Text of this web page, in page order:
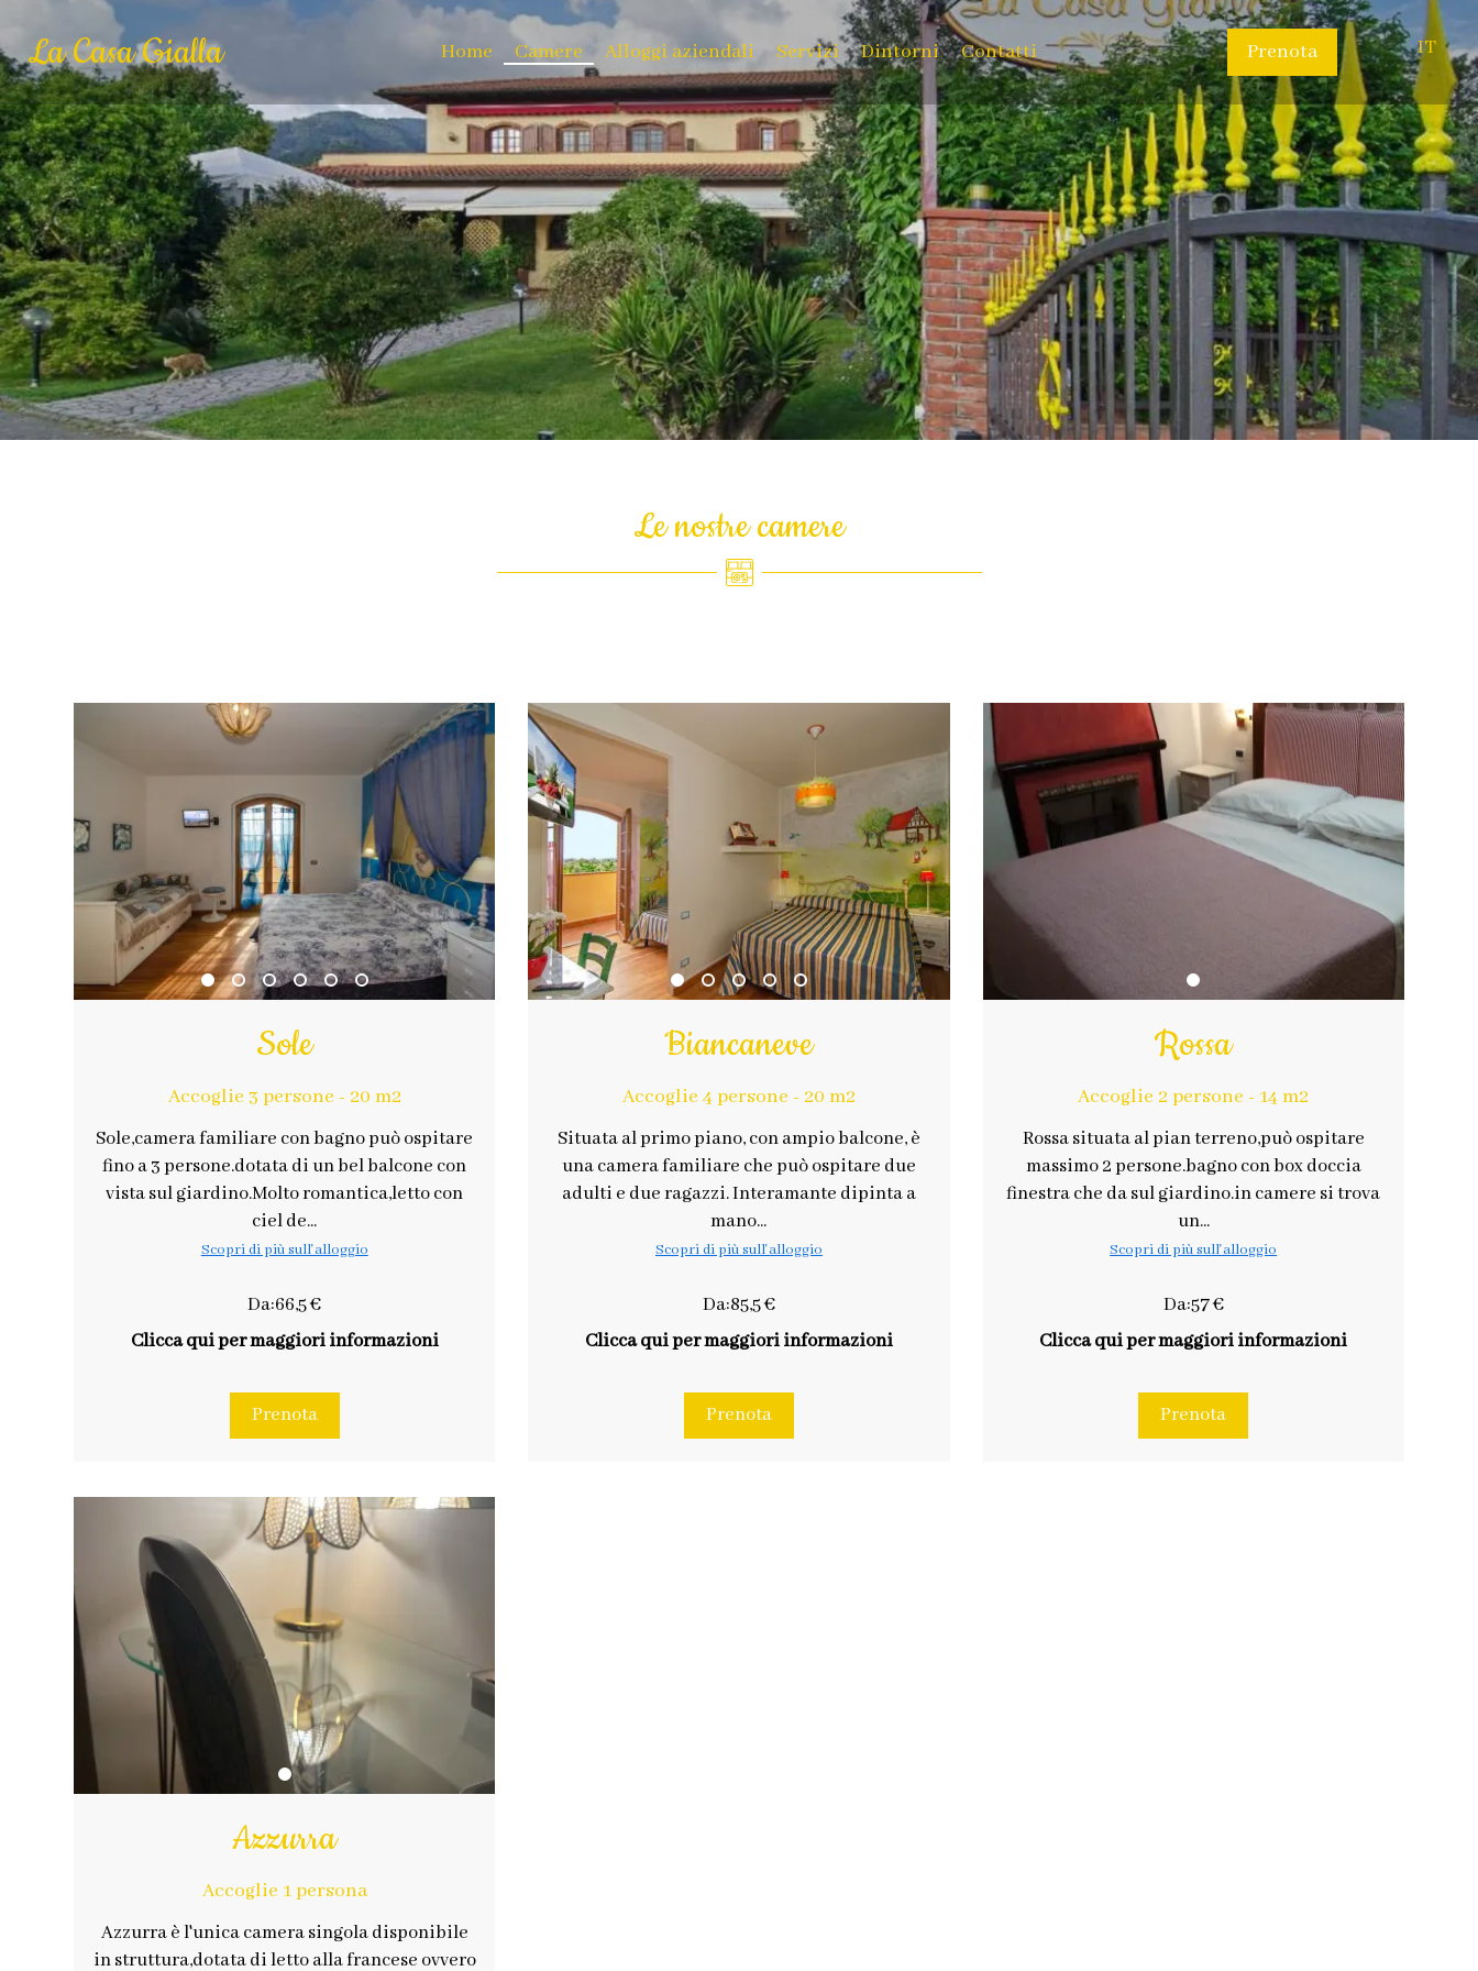
La Casa Gialla Home Camere Alloggi aziendali Servizi Dintorni Contatti Prenota IT
Le nostre camere
Sole
Accoglie 3 persone - 20 m2
Sole,camera familiare con bagno può ospitare
fino a 3 persone.dotata di un bel balcone con
vista sul giardino.Molto romantica,letto con
ciel de...
Scopri di più sull'alloggio
Da:66,5 €
Clicca qui per maggiori informazioni
Prenota
Biancaneve
Accoglie 4 persone - 20 m2
Situata al primo piano, con ampio balcone, è
una camera familiare che può ospitare due
adulti e due ragazzi. Interamante dipinta a
mano...
Scopri di più sull'alloggio
Da:85,5 €
Clicca qui per maggiori informazioni
Prenota
Rossa
Accoglie 2 persone - 14 m2
Rossa situata al pian terreno,può ospitare
massimo 2 persone.bagno con box doccia
finestra che da sul giardino.in camere si trova
un...
Scopri di più sull'alloggio
Da:57 €
Clicca qui per maggiori informazioni
Prenota
Azzurra
Accoglie 1 persona
Azzurra è l'unica camera singola disponibile
in struttura,dotata di letto alla francese ovvero